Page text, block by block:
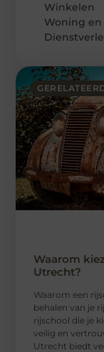
Waarom
Utrecht?
Waarom een
behalen van je
rijschool die je
veilig en
Utrecht biedt
Winkelen
Woning en